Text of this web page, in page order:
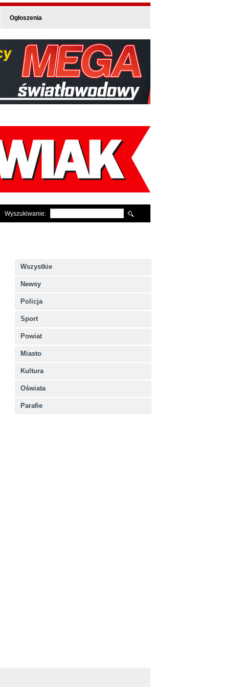
Ogłoszenia
Wyszukiwanie:
Wszystkie
Newsy
Policja
Sport
Powiat
Miasto
Kultura
Oświata
Parafie